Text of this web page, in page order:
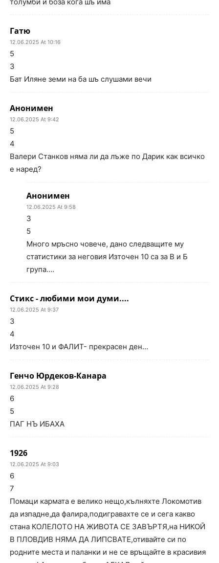
Гатю
12.06.2025 At 10:16
5
3
Бат Иляне земи на ба шъ слушами вечи
Анонимен
12.06.2025 At 9:42
5
4
Валери Станков няма ли да лъже по Дарик как всичко
е наред?
Анонимен
12.06.2025 At 9:58
3
5
Много мръсно човече, дано следващите му
статистики за неговия Източен 10 са за В и Б
група….
Стикс - любими мои думи....
12.06.2025 At 9:37
3
4
Източен 10 и ФАЛИТ- прекрасен ден…
Генчо Юрдеков-Канара
12.06.2025 At 9:28
6
5
ПАГ НЪ ИБАХА
1926
12.06.2025 At 9:03
6
7
Помаци кармата е велико нещо,кълняхте Локомотив
да изпадне,да фалира,подигравахте се и сега какво
стана КОЛЕЛОТО НА ЖИВОТА СЕ ЗАВЪРТЯ,на НИКОЙ
В ПЛОВДИВ НЯМА ДА ЛИПСВАТЕ,отивайте си по
родните места и паланки и не се връщайте в красивия